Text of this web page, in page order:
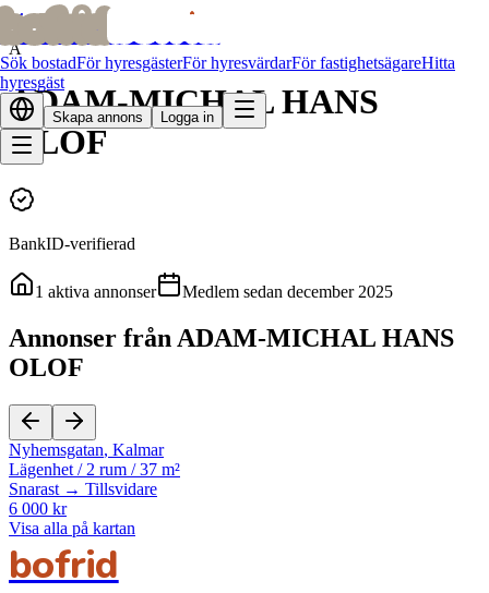
bofridbofrid
Sök bostadFör hyresgästerFör hyresvärdarFör fastighetsägareHitta
hyresgäst
Skapa annons Logga in
Alla hyresvärdar
A
ADAM-MICHAL HANS
OLOF
BankID-verifierad
1 aktiva annonser Medlem sedan december 2025
Annonser från ADAM-MICHAL HANS
OLOF
Nyhemsgatan, Kalmar
Lägenhet / 2 rum /37 m²
Snarast → Tillsvidare
6 000 kr
Visa alla på kartan
bofrid